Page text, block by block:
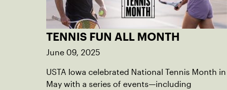
TENNIS FUN ALL MONTH
June 09, 2025
USTA Iowa celebrated National Tennis Month in
May with a series of events—including